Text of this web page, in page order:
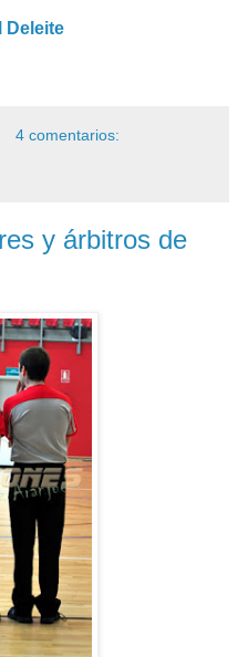
Deleite
4 comentarios:
y árbitros de